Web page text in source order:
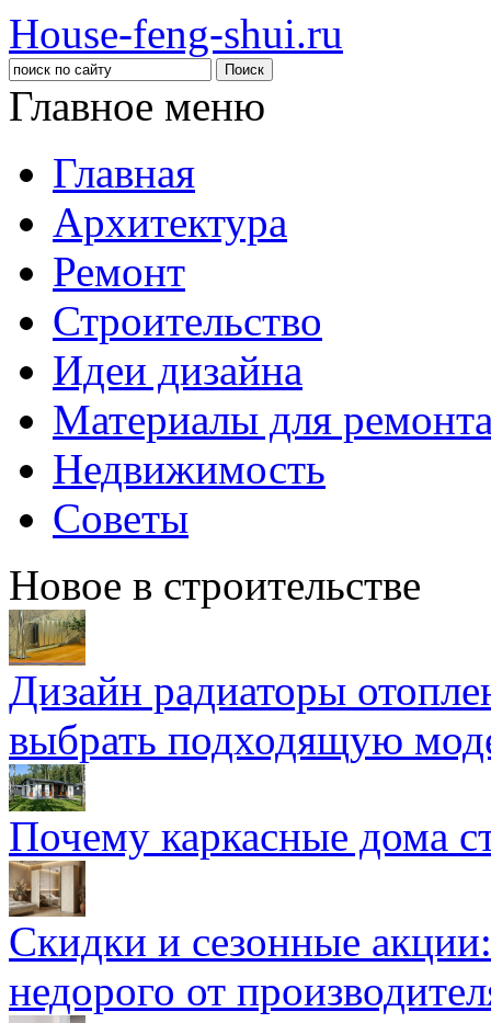
House-feng-shui.ru
Главное меню
Главная
Архитектура
Ремонт
Строительство
Идеи дизайна
Материалы для
Недвижимость
Советы
Новое в строительстве
Дизайн радиаторы
выбрать подходящую
Почему каркасные дома
Скидки и сезонные
недорого от